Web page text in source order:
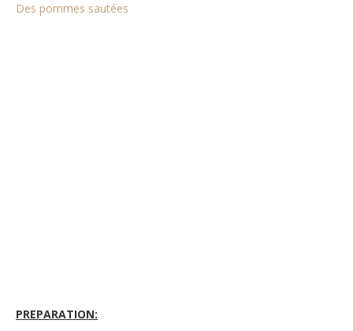
Des pommes sautées
PREPARATION: